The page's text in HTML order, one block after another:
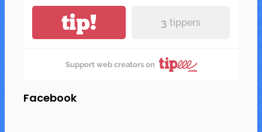
tip! 3 tippers
Support web creators on
Facebook